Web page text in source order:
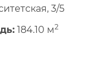
3/5
184.10 м2